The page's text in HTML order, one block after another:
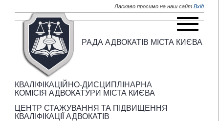
Ласкаво просимо на наш сайт Вхід
РАДА АДВОКАТІВ МІСТА КИЄВА
КВАЛІФІКАЦІЙНО-ДИСЦИПЛІНАРНА
КОМІСІЯ АДВОКАТУРИ МІСТА КИЄВА
ЦЕНТР СТАЖУВАННЯ ТА ПІДВИЩЕННЯ
КВАЛІФІКАЦІЇ АДВОКАТІВ